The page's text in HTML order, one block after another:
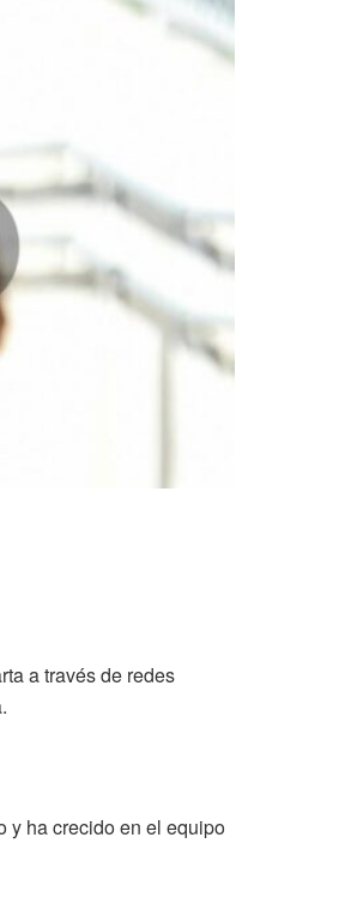
a través de redes
y ha crecido en el equipo